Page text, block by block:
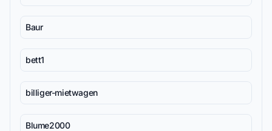
Baur
bett1
billiger-mietwagen
Blume2000